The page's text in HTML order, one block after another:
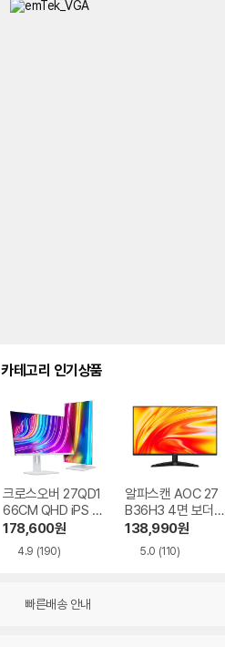
카테고리 인기상품
크로스오버 27QD1
66CM QHD iPS U
SB-C 화이트 Ai 멀
티스탠드
178,600원
4.9 (190)
알파스캔 AOC 27
B36H3 4면 보더리
스 IPS 120 시력보
호 무결점
138,990원
5.0 (110)
빠른배송 안내